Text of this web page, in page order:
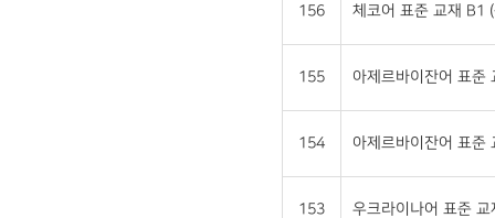
156 체코어 표준 교재 B1
155 아제르바이잔어 표
154 아제르바이잔어 표
153 우크라이나어 표준